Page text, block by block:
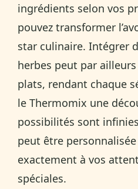
ingrédients selon vos
pouvez transformer
star culinaire. Intégrer
herbes peut par
plats, rendant chaque
le Thermomix une
possibilités sont
peut être
exactement à vos
spéciales.